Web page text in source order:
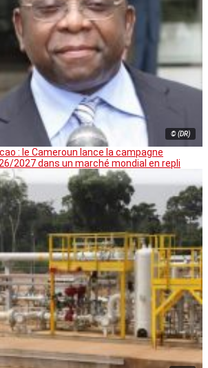
© (DR)
: le Cameroun lance la campagne
2027 dans un marché mondial en repli